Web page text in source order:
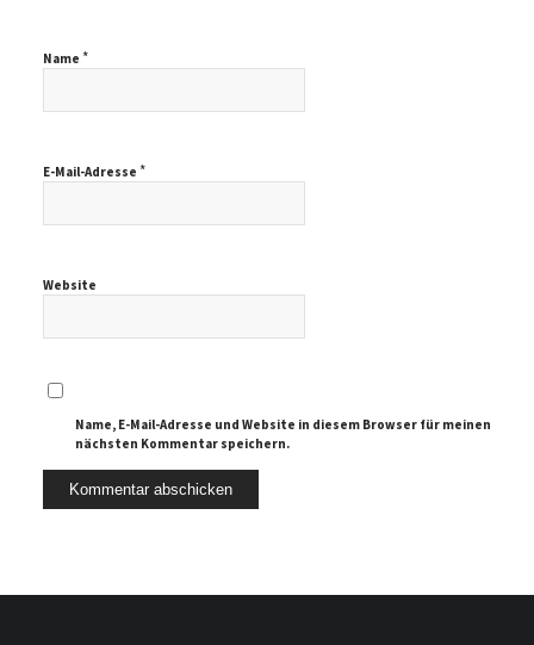
Name *
E-Mail-Adresse *
Website
Name, E-Mail-Adresse und Website in diesem Browser für meinen
nächsten Kommentar speichern.